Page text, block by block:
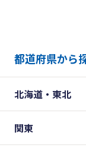
都道府県から
北海道・東北
関東